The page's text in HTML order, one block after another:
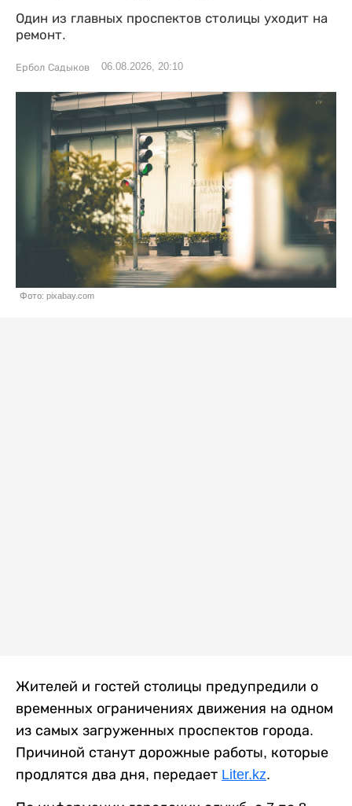
Один из главных проспектов столицы уходит на
ремонт.
Ербол Садыков 06.08.2026, 20:10
Фото: pixabay.com
Жителей и гостей столицы предупредили о
временных ограничениях движения на одном
из самых загруженных проспектов города.
Причиной станут дорожные работы, которые
продлятся два дня, передает Liter.kz.